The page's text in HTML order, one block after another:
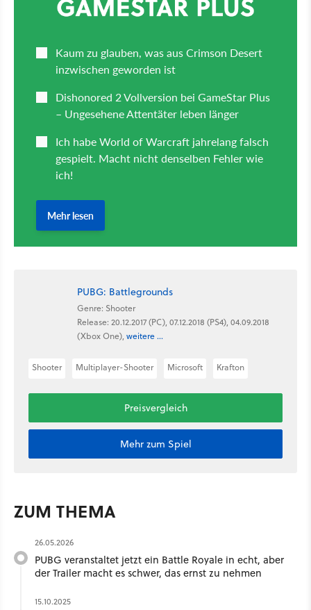
PUBG: Battlegrounds
Genre: Shooter
Release: 20.12.2017 (PC), 07.12.2018 (PS4), 04.09.2018
(Xbox One), weitere ...
Shooter Multiplayer-Shooter Microsoft Krafton
Preisvergleich
Mehr zum Spiel
ZUM THEMA
26.05.2026
PUBG veranstaltet jetzt ein Battle Royale in echt, aber
der Trailer macht es schwer, das ernst zu nehmen
15.10.2025